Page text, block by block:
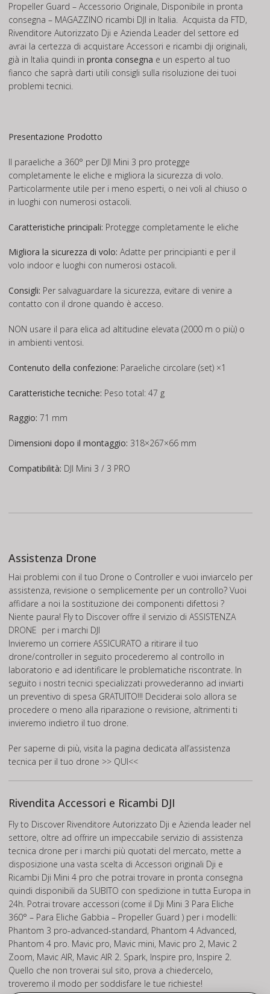
Propeller Guard – Accessorio Originale, Disponibile in pronta
consegna – MAGAZZINO ricambi DJI in Italia. Acquista da FTD,
Rivenditore Autorizzato Dji e Azienda Leader del settore ed
avrai la certezza di acquistare Accessori e ricambi dji originali,
già in Italia quindi in pronta consegna e un esperto al tuo
fianco che saprà darti utili consigli sulla risoluzione dei tuoi
problemi tecnici.
Presentazione Prodotto
Il paraeliche a 360° per DJI Mini 3 pro protegge
completamente le eliche e migliora la sicurezza di volo.
Particolarmente utile per i meno esperti, o nei voli al chiuso o
in luoghi con numerosi ostacoli.
Caratteristiche principali: Protegge completamente le eliche
Migliora la sicurezza di volo: Adatte per principianti e per il
volo indoor e luoghi con numerosi ostacoli.
Consigli: Per salvaguardare la sicurezza, evitare di venire a
contatto con il drone quando è acceso.
NON usare il para elica ad altitudine elevata (2000 m o più) o
in ambienti ventosi.
Contenuto della confezione: Paraeliche circolare (set) ×1
Caratteristiche tecniche: Peso total: 47 g
Raggio: 71 mm
Dimensioni dopo il montaggio: 318×267×66 mm
Compatibilità: DJI Mini 3 / 3 PRO
Assistenza Drone
Hai problemi con il tuo Drone o Controller e vuoi inviarcelo per
assistenza, revisione o semplicemente per un controllo? Vuoi
affidare a noi la sostituzione dei componenti difettosi ?
Niente paura! Fly to Discover offre il servizio di ASSISTENZA
DRONE per i marchi DJI
Invieremo un corriere ASSICURATO a ritirare il tuo
drone/controller in seguito procederemo al controllo in
laboratorio e ad identificare le problematiche riscontrate. In
seguito i nostri tecnici specializzati provvederanno ad inviarti
un preventivo di spesa GRATUITO!!! Deciderai solo allora se
procedere o meno alla riparazione o revisione, altrimenti ti
invieremo indietro il tuo drone.
Per saperne di più, visita la pagina dedicata all’assistenza
tecnica per il tuo drone >> QUI<<
Rivendita Accessori e Ricambi DJI
Fly to Discover Rivenditore Autorizzato Dji e Azienda leader nel
settore, oltre ad offrire un impeccabile servizio di assistenza
tecnica drone per i marchi più quotati del mercato, mette a
disposizione una vasta scelta di Accessori originali Dji e
Ricambi Dji Mini 4 pro che potrai trovare in pronta consegna
quindi disponibili da SUBITO con spedizione in tutta Europa in
24h. Potrai trovare accessori (come il Dji Mini 3 Para Eliche
360° – Para Eliche Gabbia – Propeller Guard ) per i modelli:
Phantom 3 pro-advanced-standard, Phantom 4 Advanced,
Phantom 4 pro. Mavic pro, Mavic mini, Mavic pro 2, Mavic 2
Zoom, Mavic AIR, Mavic AIR 2. Spark, Inspire pro, Inspire 2.
Quello che non troverai sul sito, prova a chiedercelo,
troveremo il modo per soddisfare le tue richieste!